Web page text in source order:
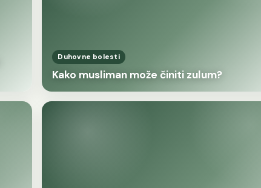
Duhovne bolesti
Kako musliman može činiti zulum?